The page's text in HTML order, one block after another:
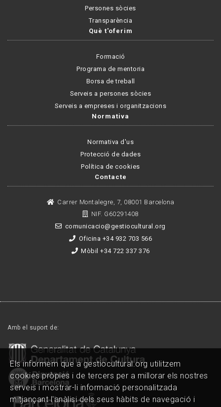
Persones sòcies
Transparència
Què t'oferim
Formació
Programa de mentoria
Borsa de treball
Serveis a persones sòcies
Serveis a empreses i organitzacions
Normativa
Normativa d'us
Protecció de dades
Política de cookies
Contacte
Carrer Montalegre, 7, 08001 Barcelona
NIF. G60291408
comunicacio@gestiocultural.org
Oficina +34 932 703 566
Mòbil +34 722 337 376
Amb el suport de:
Els informem que a gestiocultural.org utilitzem
cookies pròpies i de tercers per a millorar els nostres
serveis i mostrar-li informació personalitzada
mitjançant l'anàlisi dels seus hàbits de navegació i